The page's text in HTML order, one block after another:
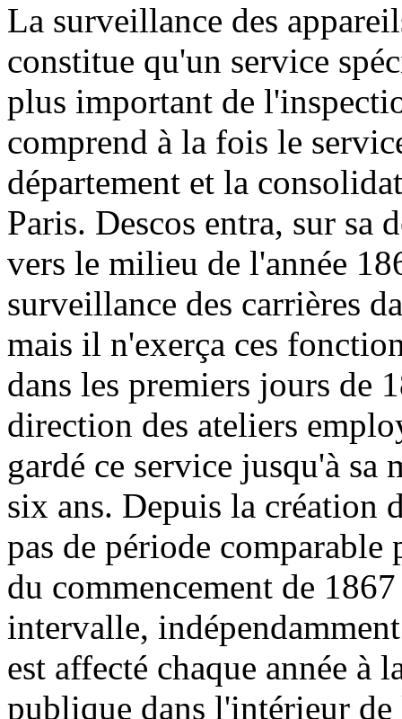
La surveillance des
constitue qu'un service
plus important de
comprend à la fois le
département et la
Paris. Descos entra, sur sa
vers le milieu de l'année
surveillance des carrières
mais il n'exerça ces
dans les premiers jours de
direction des ateliers
gardé ce service jusqu'à sa
six ans. Depuis la création
pas de période
du commencement de
intervalle,
est affecté chaque année à
publique dans l'intérieur